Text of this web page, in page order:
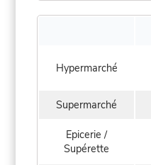
Hypermarché
Supermarché
Epicerie /
Supérette